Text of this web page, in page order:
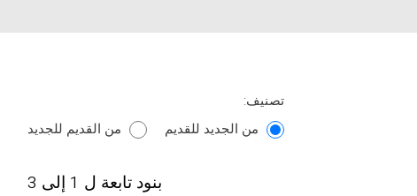
تصنيف:
من الجديد للقديم
من القديم للجديد
بنود تابعة ل 1 إلى 3